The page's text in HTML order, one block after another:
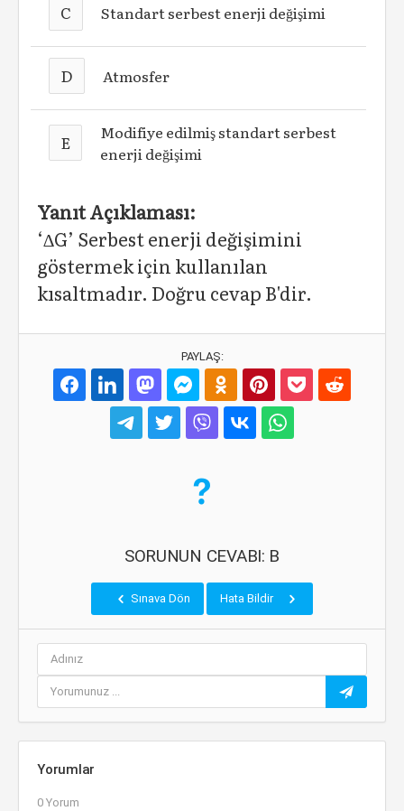
C Standart serbest enerji değişimi
D Atmosfer
E
Modifiye edilmiş standart serbest
enerji değişimi
Yanıt Açıklaması:
‘∆G’ Serbest enerji değişimini
göstermek için kullanılan
kısaltmadır. Doğru cevap B'dir.
PAYLAŞ:
SORUNUN CEVABI: B
Sınava Dön Hata Bildir
Yorumlar
0 Yorum